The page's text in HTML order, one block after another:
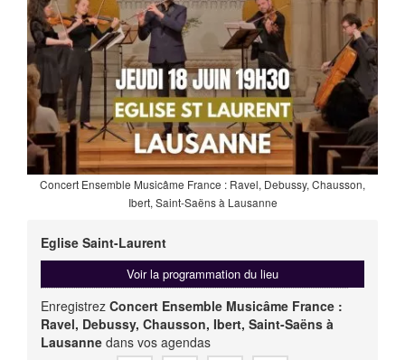
Concert Ensemble Musicâme France : Ravel, Debussy, Chausson,
Ibert, Saint-Saëns à Lausanne
Eglise Saint-Laurent
Voir la programmation du lieu
Enregistrez Concert Ensemble Musicâme France :
Ravel, Debussy, Chausson, Ibert, Saint-Saëns à
Lausanne dans vos agendas